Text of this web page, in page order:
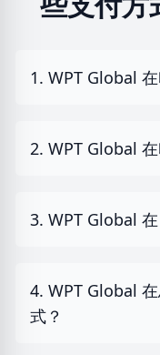
1. WPT Global
2. WPT Global
3. WPT Global
4. WPT Global
式？